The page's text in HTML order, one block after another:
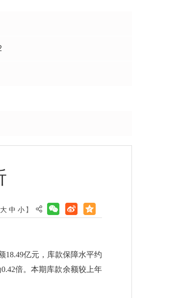
大 中 小 】
18.49亿元，库款保障水平约
倍。本期库款余额较上年